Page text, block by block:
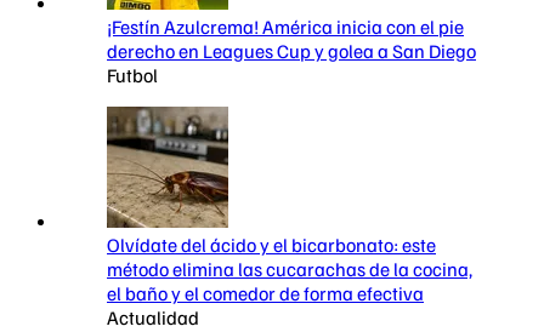
¡Festín Azulcrema! América inicia con el pie
derecho en Leagues Cup y golea a San Diego
Futbol
Olvídate del ácido y el bicarbonato: este
método elimina las cucarachas de la cocina,
el baño y el comedor de forma efectiva
Actualidad